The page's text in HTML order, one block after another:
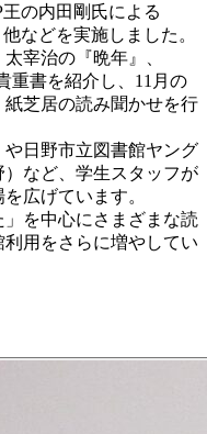
の内田剛氏による
などを実施しました。
宰治の『晩年』、
重書を紹介し、11月の
芝居の読み聞かせを行
日野市立図書館ヤング
など、学生スタッフが
広げています。
を中心にさまざまな読
用をさらに増やしてい